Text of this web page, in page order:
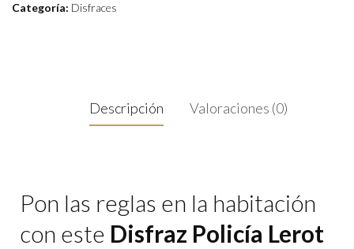
Categoría: Disfraces
Descripción Valoraciones (0)
Pon las reglas en la habitación
con este Disfraz Policía Lerot